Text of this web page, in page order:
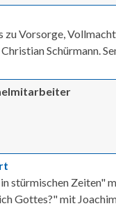
zu Vorsorge,
Schürmann.
stürmischen Zeiten"
Gottes?" mit